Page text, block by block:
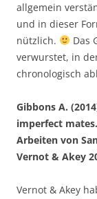
allgemein
und in dieser
nützlich.
Das
verwurstet, in
chronologisch
Gibbons A.
imperfect
Arbeiten von
Vernot & Akey
Vernot & Akey